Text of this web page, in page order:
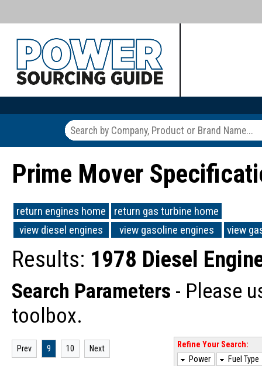
Prime Mover
return engines home
return gas turbine home
view diesel engines
view gasoline engines view
Results: 1978 Diesel
Search Parameters - Please
toolbox.
Prev 9 10 Next
Refine Your Search:
Power
Fuel Type